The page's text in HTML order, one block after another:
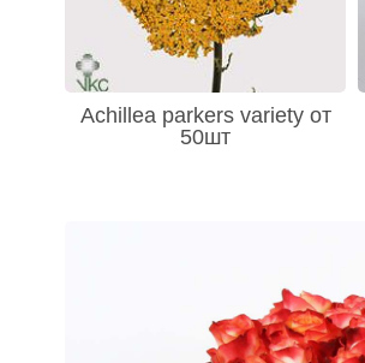
Achillea parkers variety от
50шт